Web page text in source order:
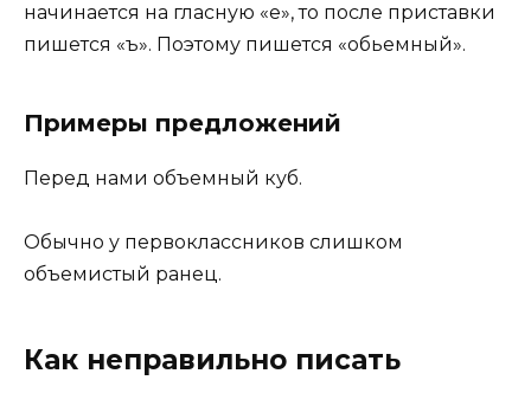
начинается на гласную «е», то после приставки
пишется «ъ». Поэтому пишется «обьемный».
Примеры предложений
Перед нами объемный куб.
Обычно у первоклассников слишком
объемистый ранец.
Как неправильно писать